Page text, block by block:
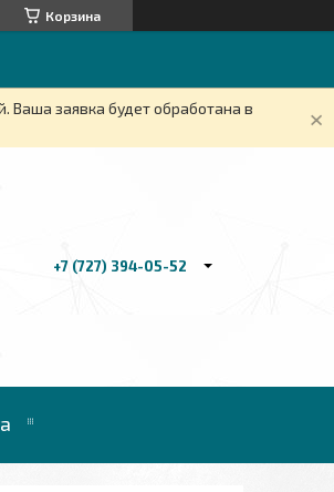
Корзина
Ваша заявка будет обработана в
+7 (727) 394-05-52